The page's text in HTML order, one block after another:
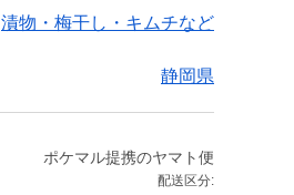
漬物・梅干し・キムチなど
静岡県
ポケマル提携のヤマト便
配送区分: